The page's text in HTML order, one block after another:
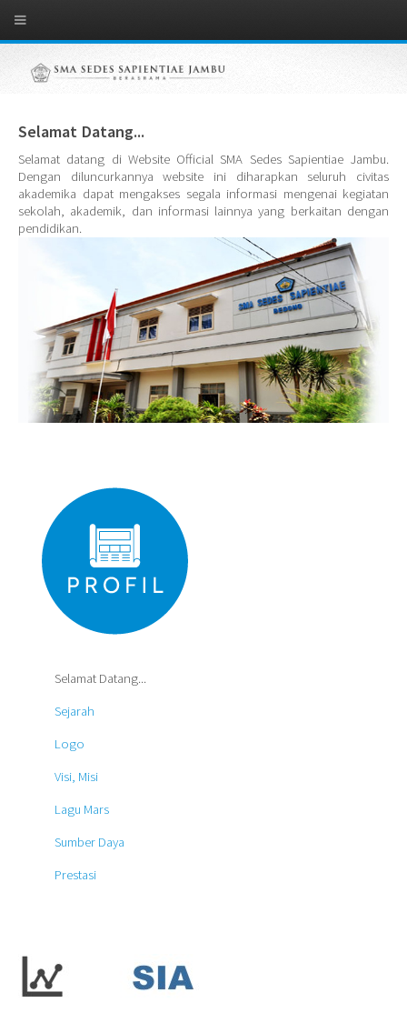
Selamat Datang...
Selamat datang di Website Official SMA Sedes Sapientiae Jambu.
Dengan diluncurkannya website ini diharapkan seluruh civitas
akademika dapat mengakses segala informasi mengenai kegiatan
sekolah, akademik, dan informasi lainnya yang berkaitan dengan
pendidikan.
Selamat Datang...
Sejarah
Logo
Visi, Misi
Lagu Mars
Sumber Daya
Prestasi